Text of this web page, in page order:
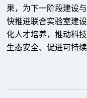
果，为下一阶段建设
快推进联合实验室建
化人才培养，推动科
生态安全、促进可持